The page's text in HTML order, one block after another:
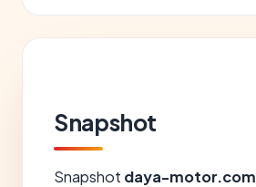
Snapshot
Snapshot daya-motor.com